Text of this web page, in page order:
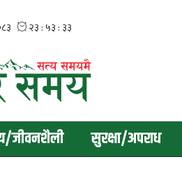
जीवनशैली सुरक्षा/अपराध